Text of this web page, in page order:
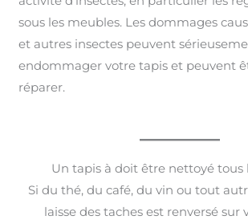
sous les meubles. Les dommages
et autres insectes peuvent
endommager votre tapis et peuvent
réparer.
Un tapis à doit être nettoyé tous
Si du thé, du café, du vin ou tout
laisse des taches est renversé sur